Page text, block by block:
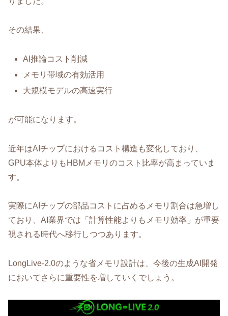
その結果、
AI推論コスト削減
メモリ帯域の有効活用
大規模モデルの高速実行
が可能になります。
近年はAIチップにおけるコスト構造も変化しており、
GPU本体よりもHBMメモリのコスト比率が高まっていま
す。
実際にAIチップの部品コストに占めるメモリ割合は急増し
ており、AI業界では「計算性能よりもメモリ効率」が重要
視される時代へ移行しつつあります。
LongLive-2.0のような省メモリ設計は、今後の生成AI開発
においてさらに重要性を増していくでしょう。